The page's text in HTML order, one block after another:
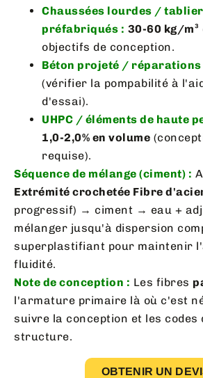
Chaussées lourdes /
préfabriqués : 30-60 kg/m³
objectifs de conception.
Béton projeté / réparations
(vérifier la pompabilité à
d'essai).
UHPC / éléments de haute
1,0-2,0% en volume
requise).
Séquence de mélange (ciment) :
Extrémité crochetée Fibre
progressif) → ciment → eau +
mélanger jusqu'à dispersion
superplastifiant pour maintenir
fluidité.
Note de conception : Les fibres
l'armature primaire là où c'est
suivre la conception et les codes
structure.
OBTENIR UN